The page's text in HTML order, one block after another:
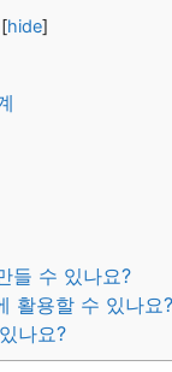
[hide]
들 수 있나요?
활용할 수 있나요?
나요?